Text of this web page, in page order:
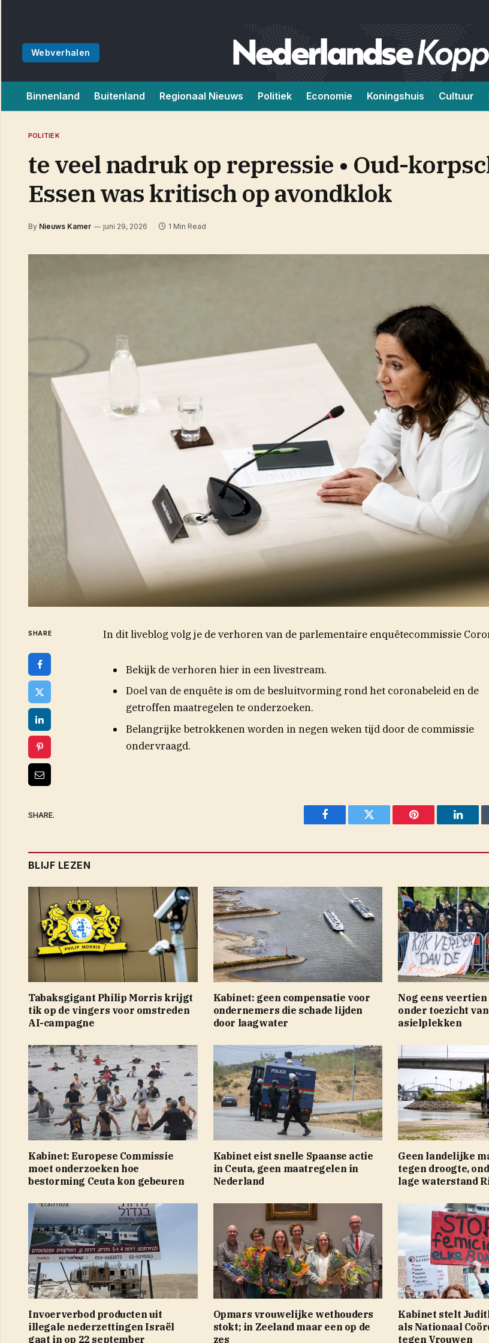
Webverhalen
Binnenland Buitenland Regionaal Nieuws Politiek Economie Koningshuis Cultuur
POLITIEK
te veel nadruk op repressie • Oud-
Essen was kritisch op avondklok
By Nieuws Kamer juni 29, 2026 1 Min Read
SHARE In dit liveblog volg je de verhoren van de parlementaire enquêtecommissie
Bekijk de verhoren hier in een livestream.
Doel van de enquête is om de besluitvorming rond het coronabeleid en de
getroffen maatregelen te onderzoeken.
Belangrijke betrokkenen worden in negen weken tijd door de commissie
ondervraagd.
SHARE.
Facebook Twitter Pinterest
BLIJF LEZEN
Tabaksgigant Philip Morris krijgt
tik op de vingers voor omstreden
AI-campagne
Kabinet: geen compensatie voor
ondernemers die schade lijden
door laagwater
Nog eens
onder toezicht
asielplekken
Kabinet: Europese Commissie
moet onderzoeken hoe
bestorming Ceuta kon gebeuren
Kabinet eist snelle Spaanse actie
in Ceuta, geen maatregelen in
Nederland
Geen landelijke
tegen droogte,
lage waterstand
Invoerverbod producten uit
illegale nederzettingen Israël
gaat in op 22 september
Opmars vrouwelijke wethouders
stokt; in Zeeland maar een op de
zes
Kabinet stelt
als Nationaal
tegen Vrouwen